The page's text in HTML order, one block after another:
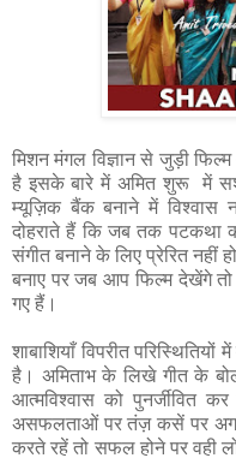
मिशन मंगल विज्ञान से जुड़ी
है इसके बारे में अमित शुरू में
म्यूज़िक बैंक बनाने में विश्वास
दोहराते हैं कि जब तक पटकथा
संगीत बनाने के लिए प्रेरित नहीं
बनाए पर जब आप फिल्म देखेंगे तो
गए हैं।
शाबाशियाँ विपरीत
है। अमिताभ के लिखे गीत के
आत्मविश्वास को पुनर्जीवित
असफलताओं पर तंज़ कसें पर
करते रहें तो सफल होने पर वही